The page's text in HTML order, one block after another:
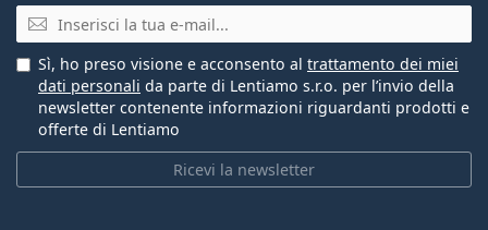
E-mail
Ricevi la newsletter
Sì, ho preso visione e acconsento al trattamento dei miei
dati personali da parte di Lentiamo s.r.o. per l’invio della
newsletter contenente informazioni riguardanti prodotti e
offerte di Lentiamo